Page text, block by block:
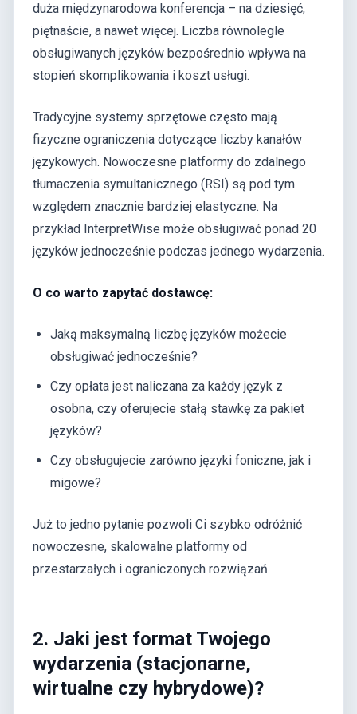
duża międzynarodowa konferencja – na dziesięć,
piętnaście, a nawet więcej. Liczba równolegle
obsługiwanych języków bezpośrednio wpływa na
stopień skomplikowania i koszt usługi.
Tradycyjne systemy sprzętowe często mają
fizyczne ograniczenia dotyczące liczby kanałów
językowych. Nowoczesne platformy do zdalnego
tłumaczenia symultanicznego (RSI) są pod tym
względem znacznie bardziej elastyczne. Na
przykład InterpretWise może obsługiwać ponad 20
języków jednocześnie podczas jednego wydarzenia.
O co warto zapytać dostawcę:
Jaką maksymalną liczbę języków możecie
obsługiwać jednocześnie?
Czy opłata jest naliczana za każdy język z
osobna, czy oferujecie stałą stawkę za pakiet
języków?
Czy obsługujecie zarówno języki foniczne, jak i
migowe?
Już to jedno pytanie pozwoli Ci szybko odróżnić
nowoczesne, skalowalne platformy od
przestarzałych i ograniczonych rozwiązań.
2. Jaki jest format Twojego
wydarzenia (stacjonarne,
wirtualne czy hybrydowe)?